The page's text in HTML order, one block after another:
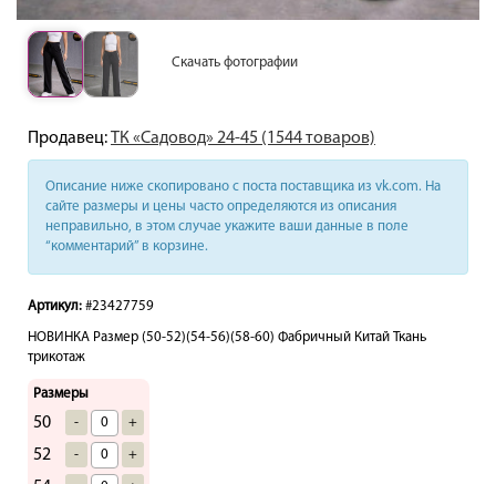
Скачать фотографии
Продавец:ТК «Садовод» 24-45 (1544 товаров)
Описание ниже скопировано с поста поставщика из vk.com. На
сайте размеры и цены часто определяются из описания
неправильно, в этом случае укажите ваши данные в поле
“комментарий” в корзине.
Артикул: #23427759
НОВИНКА Размер (50-52)(54-56)(58-60) Фабричный Китай Ткань
трикотаж
Размеры
50 - +
52 - +